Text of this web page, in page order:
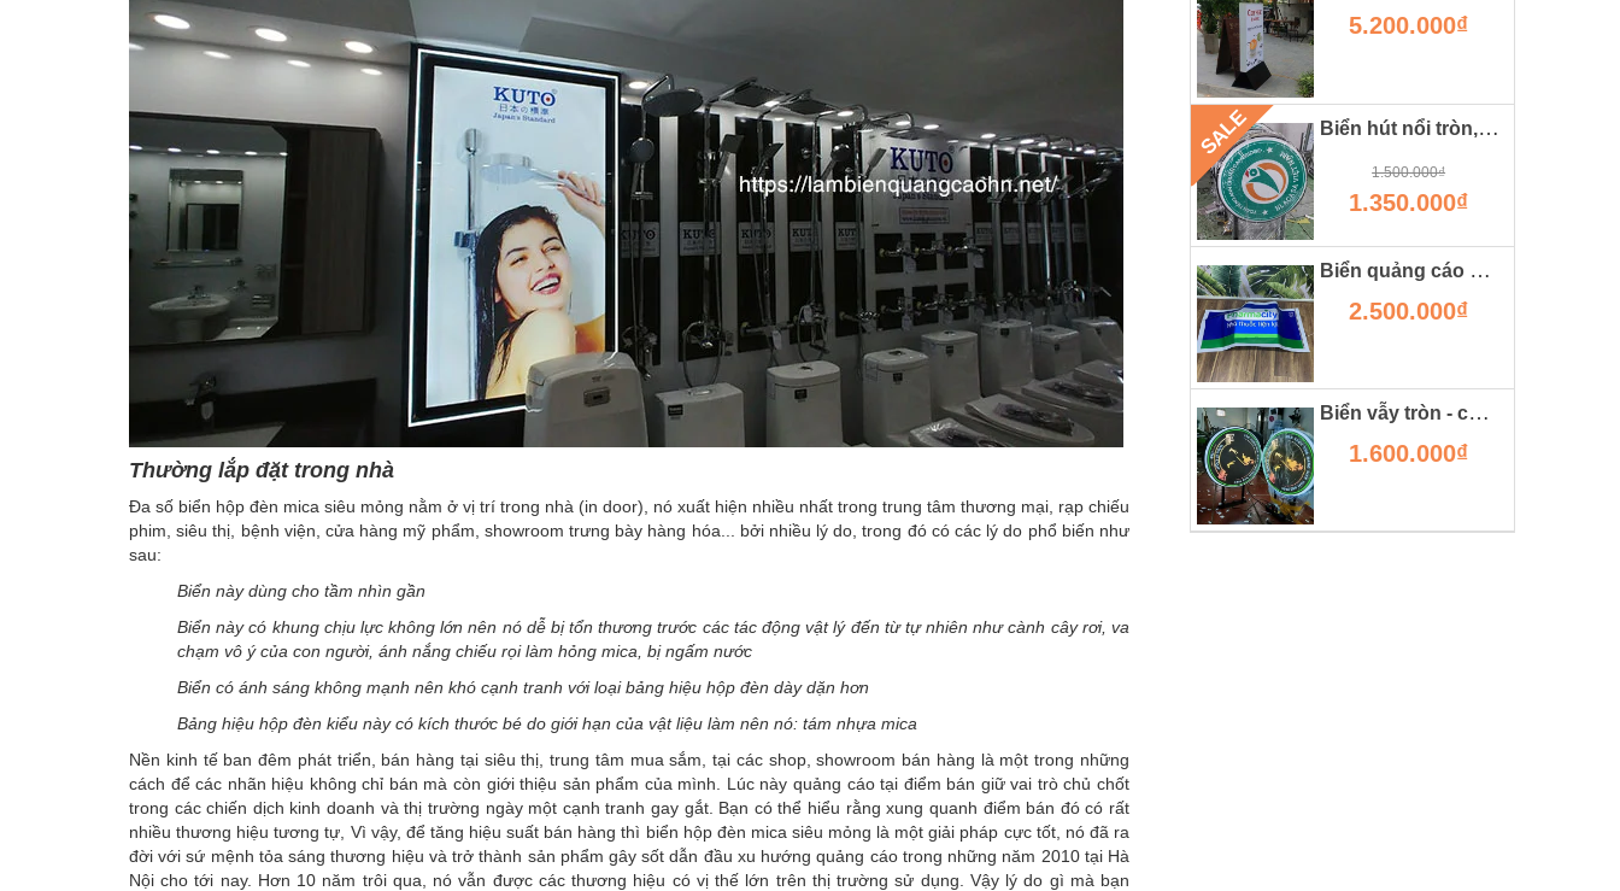
Thường lắp đặt trong nhà
Đa số biển hộp đèn mica siêu mỏng nằm ở vị trí trong nhà (in door), nó xuất hiện nhiều nhất trong trung tâm thương mại, rạp chiếu
phim, siêu thị, bệnh viện, cửa hàng mỹ phẩm, showroom trưng bày hàng hóa... bởi nhiều lý do, trong đó có các lý do phổ biến như
sau:
Biển này dùng cho tầm nhìn gần
Biển này có khung chịu lực không lớn nên nó dễ bị tổn thương trước các tác động vật lý đến từ tự nhiên như cành cây rơi, va
chạm vô ý của con người, ánh nắng chiếu rọi làm hỏng mica, bị ngấm nước
Biển có ánh sáng không mạnh nên khó cạnh tranh với loại bảng hiệu hộp đèn dày dặn hơn
Bảng hiệu hộp đèn kiểu này có kích thước bé do giới hạn của vật liệu làm nên nó: tám nhựa mica
Nền kinh tế ban đêm phát triển, bán hàng tại siêu thị, trung tâm mua sắm, tại các shop, showroom bán hàng là một trong những
cách để các nhãn hiệu không chỉ bán mà còn giới thiệu sản phẩm của mình. Lúc này quảng cáo tại điểm bán giữ vai trò chủ chốt
trong các chiến dịch kinh doanh và thị trường ngày một cạnh tranh gay gắt. Bạn có thể hiểu rằng xung quanh điểm bán đó có rất
nhiều thương hiệu tương tự, Vì vậy, để tăng hiệu suất bán hàng thì biển hộp đèn mica siêu mỏng là một giải pháp cực tốt, nó đã ra
đời với sứ mệnh tỏa sáng thương hiệu và trở thành sản phẩm gây sốt dẫn đầu xu hướng quảng cáo trong những năm 2010 tại Hà
Nội cho tới nay. Hơn 10 năm trôi qua, nó vẫn được các thương hiệu có vị thế lớn trên thị trường sử dụng. Vậy lý do gì mà bạn
5.200.000₫
SALE Biển hút nổi tròn, cánh tay đắc lực cho các shop, cửa hàng
1.500.000₫
1.350.000₫
Biển quảng cáo nhà thuốc chất liệu hộp đèn 3m tại hà nội
2.500.000₫
Biển vẫy tròn - chi tiết kỹ thuật, giá thành và ưu nhược điểm.
1.600.000₫